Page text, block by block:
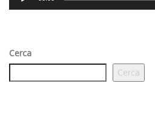
Cerca
Cerca